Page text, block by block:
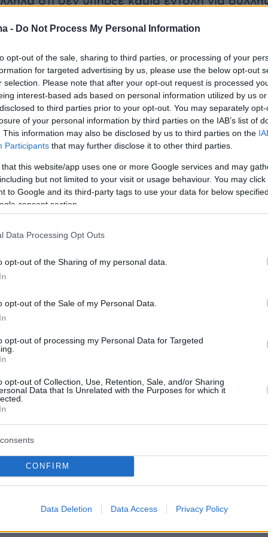
- Do Not Process My Personal Information
opt-out of the sale, sharing to third parties, or processing of your
for targeted advertising by us, please use the below opt-out
selection. Please note that after your opt-out request is processed
interest-based ads based on personal information utilized by us
to third parties prior to your opt-out. You may separately
of your personal information by third parties on the IAB’s list of
This information may also be disclosed by us to third parties on the
Participants that may further disclose it to other third parties.
that this website/app uses one or more Google services and may
but not limited to your visit or usage behaviour. You may
to Google and its third-party tags to use your data for below
consent section.
Data Processing Opt Outs
opt-out of the Sharing of my personal data.
opt-out of the Sale of my Personal Data.
opt-out of processing my Personal Data for Targeted
opt-out of Collection, Use, Retention, Sale, and/or Sharing
Data that Is Unrelated with the Purposes for which it
CONFIRM
Data Deletion Data Access Privacy Policy
erupts at the Philippines Senate, amid standoff
wanted by the ICC pic.twitter.com/
Live (@BNODesk)May 13, 2026
Γιόνβιτς Ρέμουλα τόνισε από την
δεν είναι σαφές ποιοι άνοιξαν πυρ μέσα στη
ότι ο ντελά Ρόζα είναι ασφαλής
ότι δεν θα εκδοθεί ένταλμα
πρέπει να ελεγχθούν για να
έκαναν λόγο για περίπου δέκα
με στολές παραλλαγής μέσα στο κτίριο της
να φέρουν τυφέκια εφόδου και να
Δεν κατέστη σαφές γιατί οι
δήλωσε ο πρόεδρος της Γερουσίας
σύμμαχος του ντελά Ρόζα, σε βίντεο
ζωντανά στη σελίδα του στο Facebook,
περισσότερες λεπτομέρειες.
θύματα από τους πυροβολισμούς,
ο γραμματέας της Γερουσίας Μαρκ